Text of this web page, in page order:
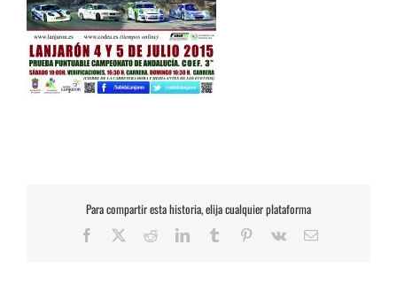
Para compartir esta historia, elija cualquier plataforma
Facebook RedditLinkedInTumblr Pinterest
Vk
Correo